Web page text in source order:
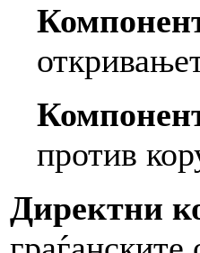
против
Директни